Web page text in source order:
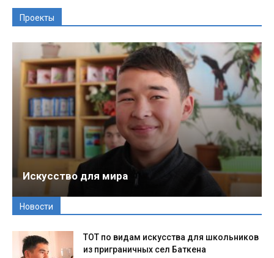
Проекты
Искусство для мира
Новости
ТОТ по видам искусства для школьников
из приграничных сел Баткена